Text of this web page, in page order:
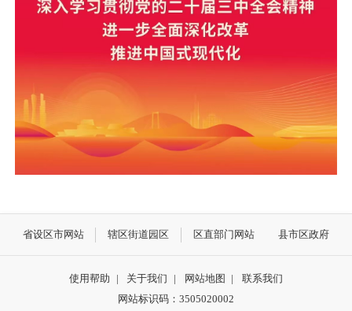
省设区市网站 辖区街道园区 区直部门网站 县市区政府
使用帮助 | 关于我们 | 网站地图 |
联系我们
网站标识码：3505020002